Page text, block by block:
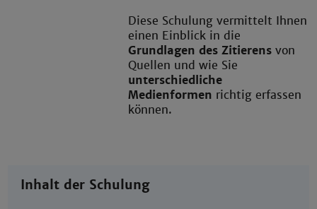
Diese Schulung vermittelt Ihnen
einen Einblick in die
Grundlagen des Zitierensvon
Quellen und wie Sie
unterschiedliche
Medienformen richtig erfassen
können.
Inhalt der Schulung